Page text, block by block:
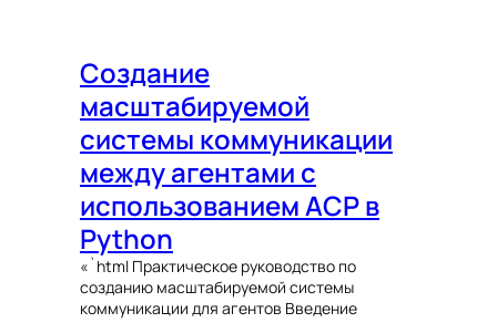
Создание
масштабируемой
системы коммуникации
между агентами с
использованием ACP в
Python
«`html Практическое руководство по
созданию масштабируемой системы
коммуникации для агентов Введение